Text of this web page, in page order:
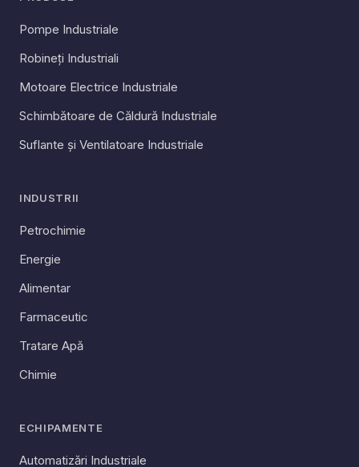
Pompe Industriale
Robineți Industriali
Motoare Electrice Industriale
Schimbătoare de Căldură Industriale
Suflante și Ventilatoare Industriale
INDUSTRII
Petrochimie
Energie
Alimentar
Farmaceutic
Tratare Apă
Chimie
ECHIPAMENTE
Automatizări Industriale